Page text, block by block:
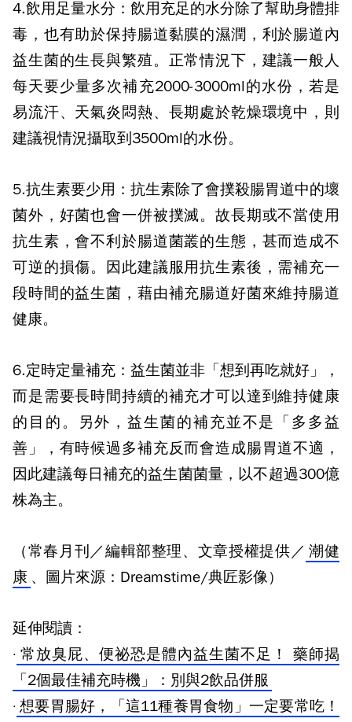
4.飲用足量水分： 飲用充足的水分除了幫助身體排
毒，也有助於保持腸道黏膜的濕潤，利於腸道內
益生菌的生長與繁殖。正常情況下，建議一般人
每天要少量多次補充2000-3000ml的水份，若是
易流汗、天氣炎悶熱、長期處於乾燥環境中，則
建議視情況攝取到3500ml的水份。
5.抗生素要少用： 抗生素除了會撲殺腸胃道中的壞
菌外，好菌也會一併被撲滅。故長期或不當使用
抗生素，會不利於腸道菌叢的生態，甚而造成不
可逆的損傷。因此建議服用抗生素後，需補充一
段時間的益生菌，藉由補充腸道好菌來維持腸道
健康。
6.定時定量補充： 益生菌並非「想到再吃就好」，
而是需要長時間持續的補充才可以達到維持健康
的目的。另外，益生菌的補充並不是「多多益
善」，有時候過多補充反而會造成腸胃道不適，
因此建議每日補充的益生菌菌量，以不超過300億
株為主。
（常春月刊／編輯部整理、文章授權提供／ 潮健
康 、圖片來源：Dreamstime/典匠影像）
延伸閱讀：
· 常放臭屁、便祕恐是體內益生菌不足！ 藥師揭
「2個最佳補充時機」：別與2飲品併服
· 想要胃腸好，「這11種養胃食物」一定要常吃！